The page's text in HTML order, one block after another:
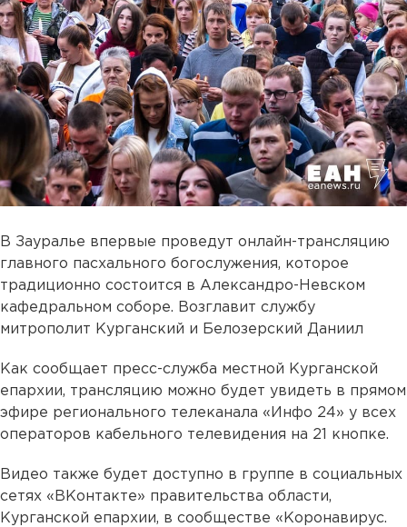
В Зауралье впервые проведут онлайн-трансляцию
главного пасхального богослужения, которое
традиционно состоится в Александро-Невском
кафедральном соборе. Возглавит службу
митрополит Курганский и Белозерский Даниил
Как сообщает пресс-служба местной Курганской
епархии, трансляцию можно будет увидеть в прямом
эфире регионального телеканала «Инфо 24» у всех
операторов кабельного телевидения на 21 кнопке.
Видео также будет доступно в группе в социальных
сетях «ВКонтакте» правительства области,
Курганской епархии, в сообществе «Коронавирус.